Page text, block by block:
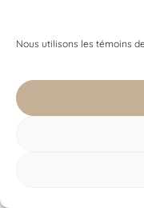
Nous utilisons les témoins